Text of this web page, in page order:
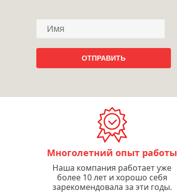
Многолетний опыт работы
Наша компания работает уже
более 10 лет и хорошо себя
зарекомендовала за эти годы.